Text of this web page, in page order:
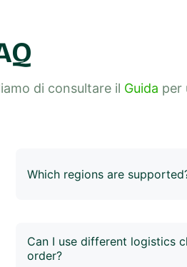
di consultare il Guida per
Which regions are
Italiane account in 4Seller.
Can I use different logistics
order?